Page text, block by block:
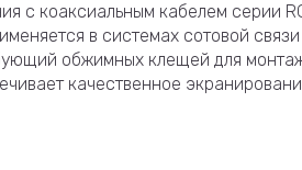
с коаксиальным кабелем серии
в системах сотовой
обжимных клещей для
качественное